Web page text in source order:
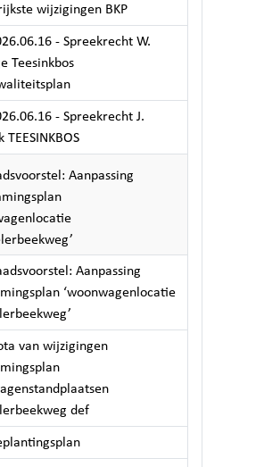
wijzigingen BKP
- Spreekrecht W.
Teesinkbos
- Spreekrecht J.
TEESINKBOS
Aanpassing
Aanpassing
‘woonwagenlocatie
van wijzigingen
def